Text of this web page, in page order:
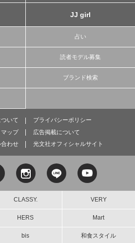
JJ girl
占い
読者モデル募集
ブランド検索
いて
プライバシーポリシー
ップ
広告掲載について
わせ
光文社オフィシャルサイト
CLASSY. VERY
HERS Mart
bis 和食スタイル